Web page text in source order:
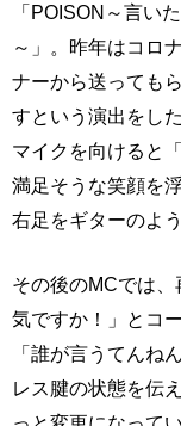
「POISON～言い
～」。昨年はコロ
ナーから送っても
すという演出をし
マイクを向けると
満足そうな笑顔を
右足をギターのよ
その後のMCでは
気ですか！」とコ
「誰が言うてんね
レス腱の状態を伝